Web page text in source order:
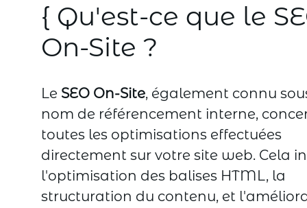
{ Qu'est-ce que le
On-Site ?
Le SEO On-Site, également connu
nom de référencement interne,
toutes les optimisations effectuées
directement sur votre site web. Cela
l'optimisation des balises HTML, la
structuration du contenu, et